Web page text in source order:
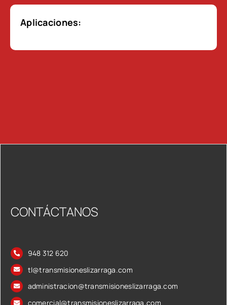
Aplicaciones:
CONTÁCTANOS
948 312 620
tl@transmisioneslizarraga.com
administracion@transmisioneslizarraga.com
comercial@transmisioneslizarraga.com